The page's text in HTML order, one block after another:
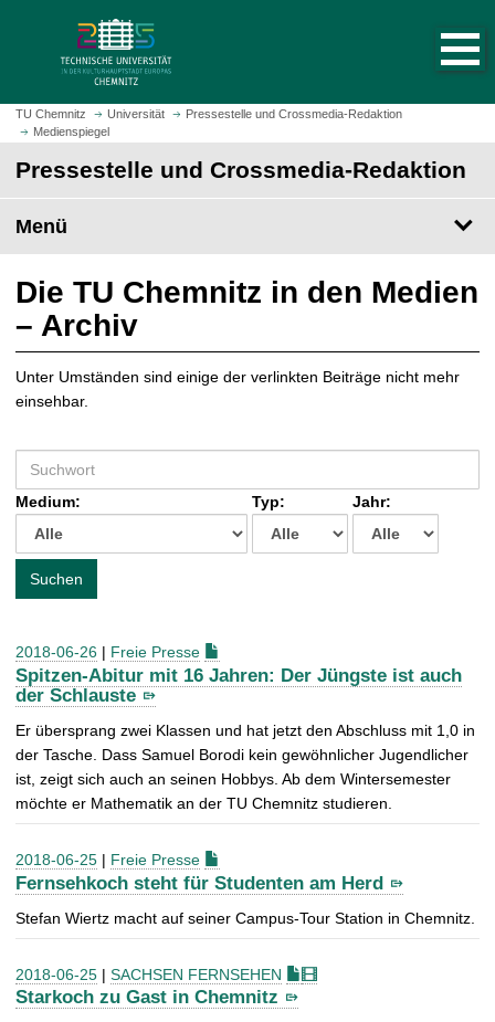
m
H
t
s
i
e
a
u
f
r
u
f
e
TU Chemnitz Universität
Pressestelle und Crossmedia-Redaktion
Medienspiegel
Pressestelle und Crossmedia-Redaktion
Menü
Die TU Chemnitz in den Medien
– Archiv
Unter Umständen sind einige der verlinkten Beiträge nicht mehr
einsehbar.
u
c
e
h
:
Medium: Typ: Jahr:
Suchen
2018-06-26 | Freie Presse
Spitzen-Abitur mit 16 Jahren: Der Jüngste ist auch
der Schlauste
Er übersprang zwei Klassen und hat jetzt den Abschluss mit 1,0 in
der Tasche. Dass Samuel Borodi kein gewöhnlicher Jugendlicher
ist, zeigt sich auch an seinen Hobbys. Ab dem Wintersemester
möchte er Mathematik an der TU Chemnitz studieren.
2018-06-25 | Freie Presse
Fernsehkoch steht für Studenten am Herd
Stefan Wiertz macht auf seiner Campus-Tour Station in Chemnitz.
2018-06-25 | SACHSEN FERNSEHEN
Starkoch zu Gast in Chemnitz